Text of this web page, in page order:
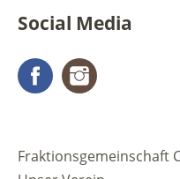
Social Media
Facebook
Fraktionsgemeinschaft